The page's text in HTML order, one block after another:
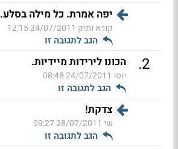
יפה אמרת. כל מילה בסלע.
קורא ותיק 24/07/2011 12:15
הגב לתגובה זו
2
. הכונו לירידות מיידיות.
יוסי 24/07/2011 08:48
הגב לתגובה זו
צדקת!
שי 28/07/2011 09:27
הגב לתגובה זו